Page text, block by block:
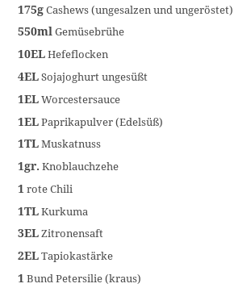
175gCashews (ungesalzen und ungeröstet)
550mlGemüsebrühe
10ELHefeflocken
4ELSojajoghurt ungesüßt
1ELWorcestersauce
1ELPaprikapulver (Edelsüß)
1TLMuskatnuss
1gr. Knoblauchzehe
1 rote Chili
1TLKurkuma
3ELZitronensaft
2ELTapiokastärke
1 Bund Petersilie (kraus)